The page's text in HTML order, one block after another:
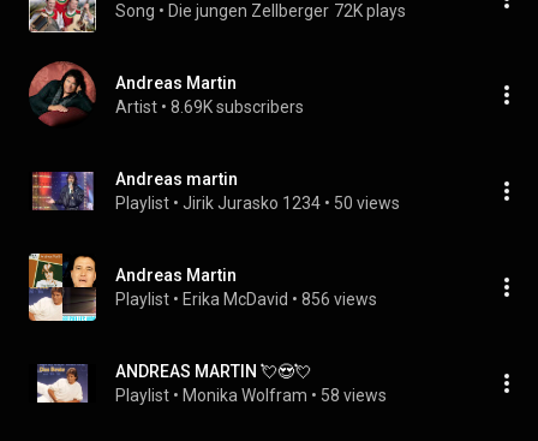
Song • Die jungen Zellberger 72K plays
Andreas Martin
Artist • 8.69K subscribers
Andreas martin
Playlist • Jirik Jurasko 1234 • 50 views
Andreas Martin
Playlist • Erika McDavid • 856 views
ANDREAS MARTIN 💘😍💘
Playlist • Monika Wolfram • 58 views